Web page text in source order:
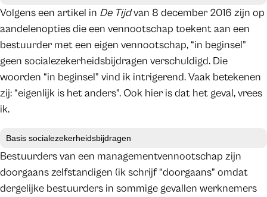
Volgens een artikel in De Tijdvan 8 december 2016 zijn op
aandelenopties die een vennootschap toekent aan een
bestuurder met een eigen vennootschap, “in beginsel”
geen socialezekerheidsbijdragen verschuldigd. Die
woorden “in beginsel” vind ik intrigerend. Vaak betekenen
zij: “eigenlijk is het anders”. Ook hier is dat het geval, vrees
ik.
Basis socialezekerheidsbijdragen
Bestuurders van een managementvennootschap zijn
doorgaans zelfstandigen (ik schrijf “doorgaans” omdat
dergelijke bestuurders in sommige gevallen werknemers